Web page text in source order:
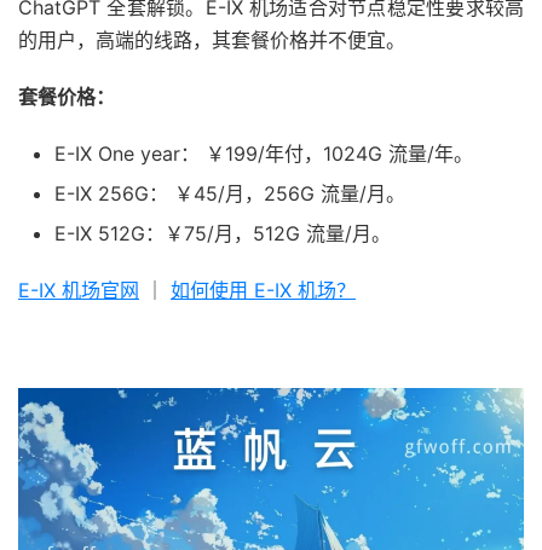
ChatGPT 全套解锁。E-IX 机场适合对节点稳定性要求较高
的用户，高端的线路，其套餐价格并不便宜。
套餐价格：
E-IX One year： ￥199/年付，1024G 流量/年。
E-IX 256G： ￥45/月，256G 流量/月。
E-IX 512G：￥75/月，512G 流量/月。
E-IX 机场官网 如何使用 E-IX 机场？